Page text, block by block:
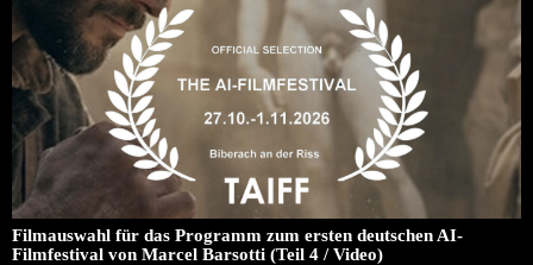
Filmauswahl für das Programm zum ersten deutschen AI-
Filmfestival von Marcel Barsotti (Teil 4 / Video)